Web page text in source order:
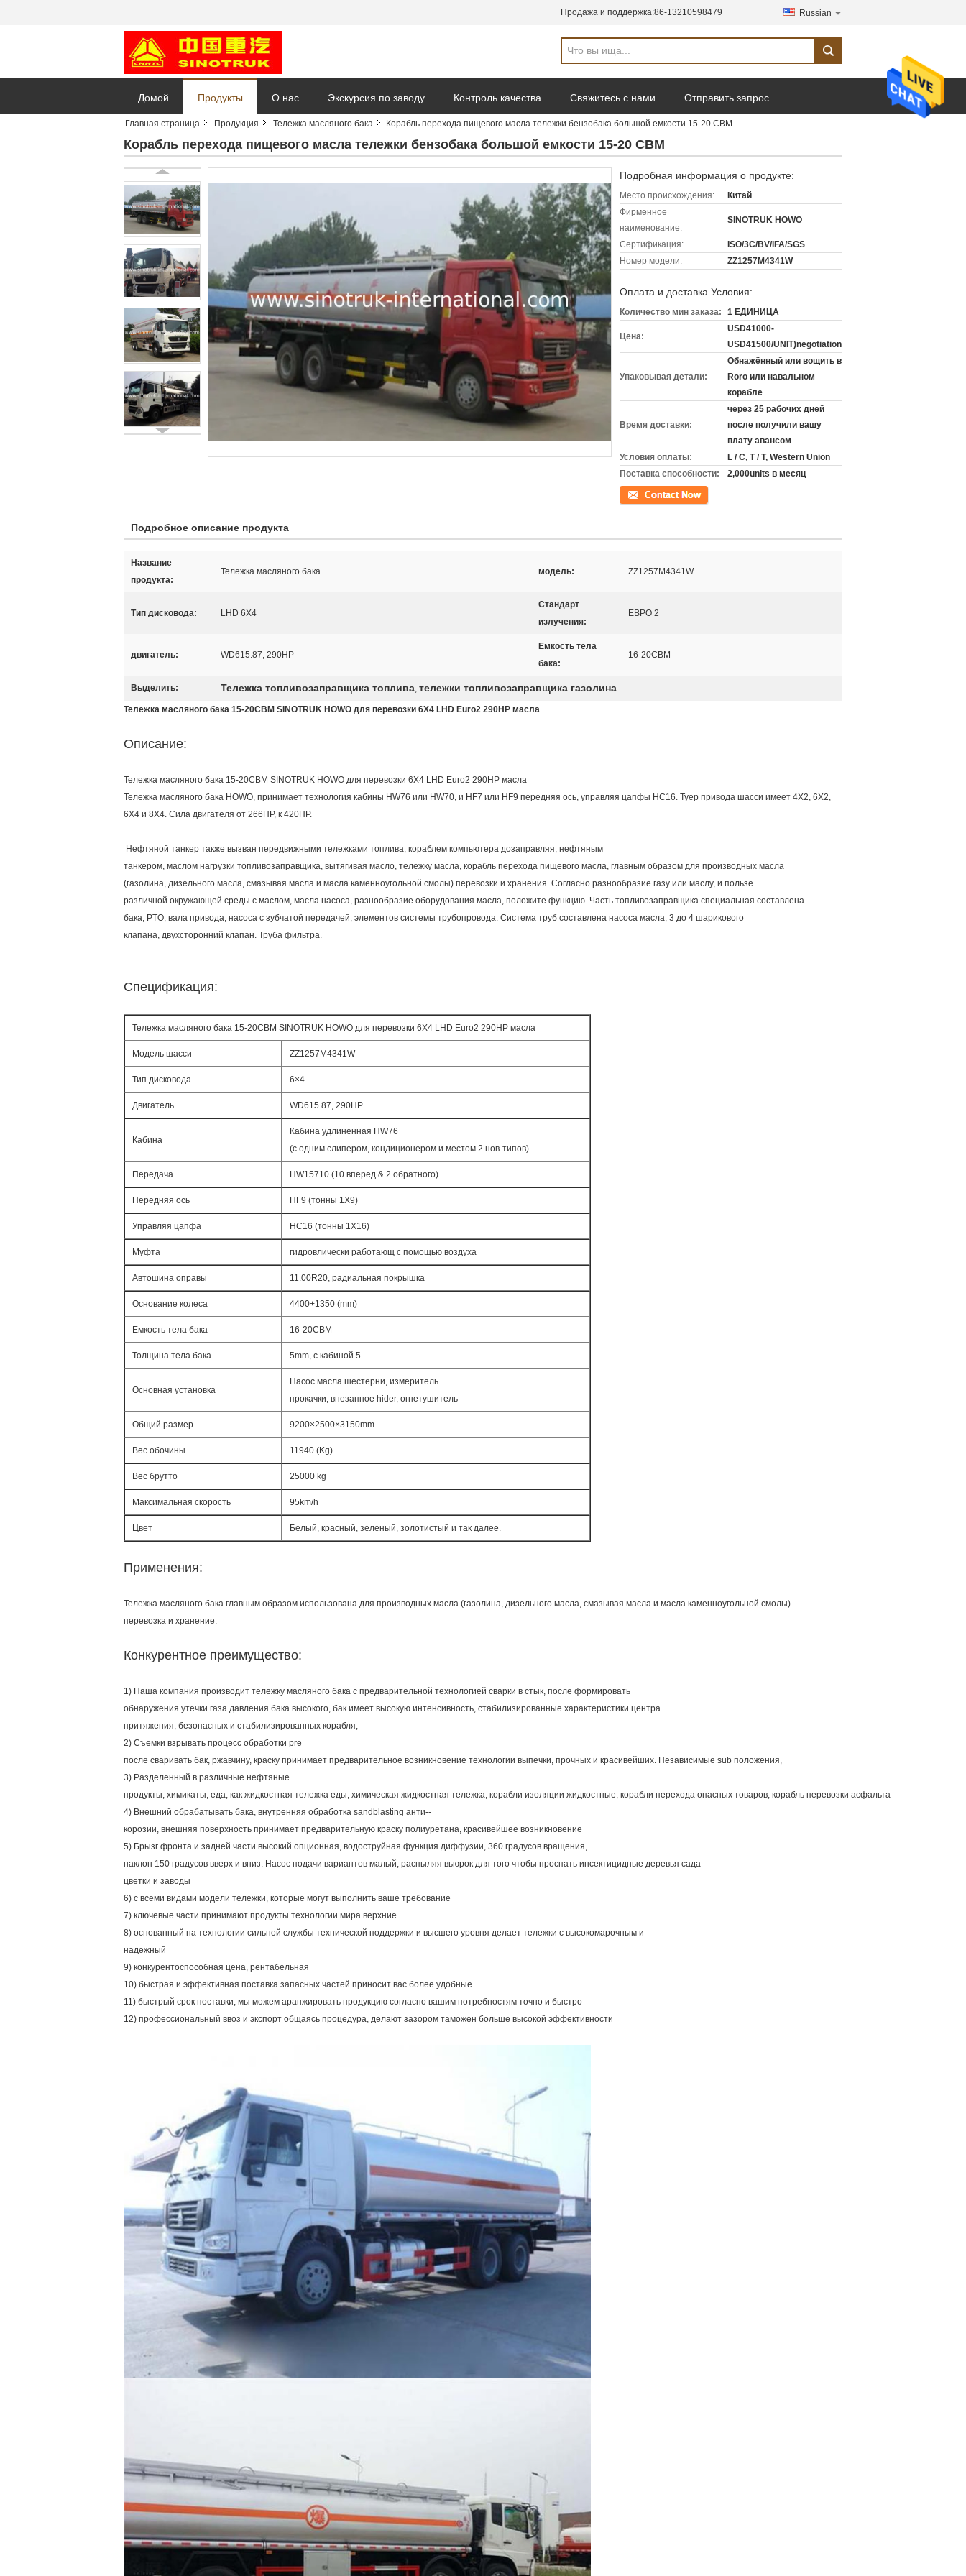
Продажа и поддержка:86-13210598479 Russian
Домой Продукты О нас Экскурсия по заводу Контроль качества Свяжитесь с нами Отправить запрос
Главная страница Продукция Тележка масляного бака Корабль перехода пищевого масла тележки бензобака большой емкости 15-20 CBM
Корабль перехода пищевого масла тележки бензобака большой емкости 15-20 CBM
Подробная информация о продукте:
Место происхождения:
Китай
Фирменное
наименование:
SINOTRUK HOWO
Сертификация:
ISO/3C/BV/IFA/SGS
Номер модели:
ZZ1257M4341W
Оплата и доставка Условия:
Количество мин заказа: 1 ЕДИНИЦА
Цена:
USD41000-
USD41500/UNIT)negotiation
Упаковывая детали:
Обнажённый или вощить в
Roro или навальном
корабле
Время доставки:
через 25 рабочих дней
после получили вашу
плату авансом
Условия оплаты:
L / C, T / T, Western Union
Поставка способности:
2,000units в месяц
контакт
Подробное описание продукта
Название
продукта:
Тележка масляного бака модель: ZZ1257M4341W
Тип дисковода: LHD 6X4
Стандарт
излучения:
ЕВРО 2
двигатель: WD615.87, 290HP
Емкость тела
бака:
16-20CBM
Выделить: Тележка топливозаправщика топлива, тележки топливозаправщика газолина
Тележка масляного бака 15-20CBM SINOTRUK HOWO для перевозки 6X4 LHD Euro2 290HP масла
Описание:
Тележка масляного бака 15-20CBM SINOTRUK HOWO для перевозки 6X4 LHD Euro2 290HP масла
Тележка масляного бака HOWO, принимает технология кабины HW76 или HW70, и HF7 или HF9 передняя ось, управляя цапфы HC16. Tyep привода шасси имеет 4X2, 6X2,
6X4 и 8X4. Сила двигателя от 266HP, к 420HP.
Нефтяной танкер также вызван передвижными тележками топлива, кораблем компьютера дозаправляя, нефтяным
танкером, маслом нагрузки топливозаправщика, вытягивая масло, тележку масла, корабль перехода пищевого масла, главным образом для производных масла
(газолина, дизельного масла, смазывая масла и масла каменноугольной смолы) перевозки и хранения. Согласно разнообразие газу или маслу, и пользе
различной окружающей среды с маслом, масла насоса, разнообразие оборудования масла, положите функцию. Часть топливозаправщика специальная составлена
бака, PTO, вала привода, насоса с зубчатой передачей, элементов системы трубопровода. Система труб составлена насоса масла, 3 до 4 шарикового
клапана, двухсторонний клапан. Труба фильтра.
Спецификация:
Тележка масляного бака 15-20CBM SINOTRUK HOWO для перевозки 6X4 LHD Euro2 290HP масла
Модель шасси ZZ1257M4341W
Тип дисковода 6×4
Двигатель WD615.87, 290HP
Кабина
Кабина удлиненная HW76
(с одним слипером, кондиционером и местом 2 нов-типов)
Передача HW15710 (10 вперед & 2 обратного)
Передняя ось HF9 (тонны 1X9)
Управляя цапфа HC16 (тонны 1X16)
Муфта гидровлически работающ с помощью воздуха
Автошина оправы 11.00R20, радиальная покрышка
Основание колеса 4400+1350 (mm)
Емкость тела бака 16-20CBM
Толщина тела бака 5mm, с кабиной 5
Основная установка
Насос масла шестерни, измеритель
прокачки, внезапное hider, огнетушитель
Общий размер 9200×2500×3150mm
Вес обочины 11940 (Kg)
Вес брутто 25000 kg
Максимальная скорость 95km/h
Цвет Белый, красный, зеленый, золотистый и так далее.
Применения:
Тележка масляного бака главным образом использована для производных масла (газолина, дизельного масла, смазывая масла и масла каменноугольной смолы)
перевозка и хранение.
Конкурентное преимущество:
1) Наша компания производит тележку масляного бака с предварительной технологией сварки в стык, после формировать
обнаружения утечки газа давления бака высокого, бак имеет высокую интенсивность, стабилизированные характеристики центра
притяжения, безопасных и стабилизированных корабля;
2) Съемки взрывать процесс обработки pre
после сваривать бак, ржавчину, краску принимает предварительное возникновение технологии выпечки, прочных и красивейших. Независимые sub положения,
3) Разделенный в различные нефтяные
продукты, химикаты, еда, как жидкостная тележка еды, химическая жидкостная тележка, корабли изоляции жидкостные, корабли перехода опасных товаров, корабль перевозки асфальта
4) Внешний обрабатывать бака, внутренняя обработка sandblasting анти--
корозии, внешняя поверхность принимает предварительную краску полиуретана, красивейшее возникновение
5) Брызг фронта и задней части высокий опционная, водоструйная функция диффузии, 360 градусов вращения,
наклон 150 градусов вверх и вниз. Насос подачи вариантов малый, распыляя вьюрок для того чтобы проспать инсектицидные деревья сада
цветки и заводы
6) с всеми видами модели тележки, которые могут выполнить ваше требование
7) ключевые части принимают продукты технологии мира верхние
8) основанный на технологии сильной службы технической поддержки и высшего уровня делает тележки с высокомарочным и
надежный
9) конкурентоспособная цена, рентабельная
10) быстрая и эффективная поставка запасных частей приносит вас более удобные
11) быстрый срок поставки, мы можем аранжировать продукцию согласно вашим потребностям точно и быстро
12) профессиональный ввоз и экспорт общаясь процедура, делают зазором таможен больше высокой эффективности